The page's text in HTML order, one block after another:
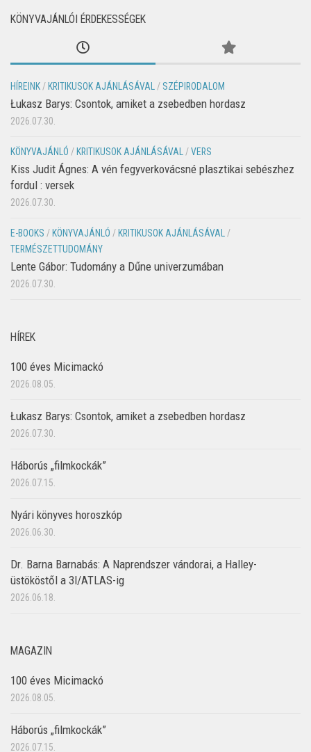
KÖNYVAJÁNLÓI ÉRDEKESSÉGEK
HÍREINK / KRITIKUSOK AJÁNLÁSÁVAL / SZÉPIRODALOM
Łukasz Barys: Csontok, amiket a zsebedben hordasz
2026.07.30.
KÖNYVAJÁNLÓ / KRITIKUSOK AJÁNLÁSÁVAL /VERS
Kiss Judit Ágnes: A vén fegyverkovácsné plasztikai sebészhez
fordul : versek
2026.07.30.
E-BOOKS / KÖNYVAJÁNLÓ / KRITIKUSOK AJÁNLÁSÁVAL
/
TERMÉSZETTUDOMÁNY
Lente Gábor: Tudomány a Dűne univerzumában
2026.07.30.
HÍREK
100 éves Micimackó
2026.08.05.
Łukasz Barys: Csontok, amiket a zsebedben hordasz
2026.07.30.
Háborús „filmkockák”
2026.07.15.
Nyári könyves horoszkóp
2026.06.30.
Dr. Barna Barnabás: A Naprendszer vándorai, a Halley-
üstököstől a 3I/ATLAS-ig
2026.06.18.
MAGAZIN
100 éves Micimackó
2026.08.05.
Háborús „filmkockák”
2026.07.15.